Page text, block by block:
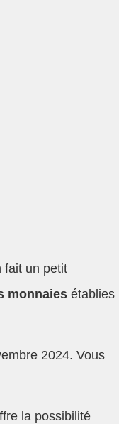
fait un petit
monnaies établies
2024. Vous
la possibilité